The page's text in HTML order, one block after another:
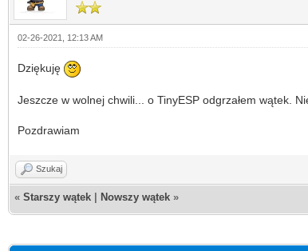
02-26-2021, 12:13 AM
Dziękuję
Jeszcze w wolnej chwili... o TinyESP odgrzałem wątek.
Pozdrawiam
Szukaj
« Starszy wątek Nowszy wątek »